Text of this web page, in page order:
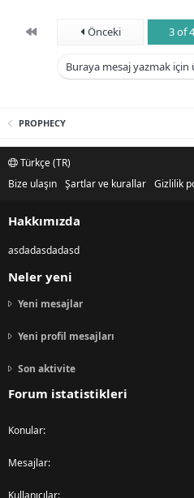
First Önceki 3 of 4
Buraya mesaj yazmak için
PROPHECY
Türkçe (TR)
Bize ulaşın Şartlar ve kurallar Gizlilik
Hakkımızda
asdadasdadasd
Neler yeni
Yeni mesajlar
Yeni profil mesajları
Son aktivite
Forum istatistikleri
Konular
Mesajlar